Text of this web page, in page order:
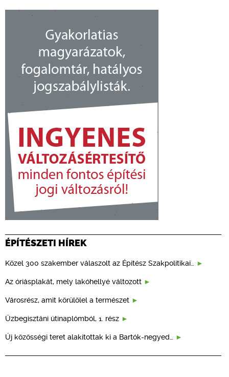
ÉPÍTÉSZETI HÍREK
Közel 300 szakember válaszolt az Építész Szakpolitikai…
Az óriásplakát, mely lakóhellyé változott
Városrész, amit körülölel a természet
Üzbegisztáni útinaplómból, 1. rész
Új közösségi teret alakítottak ki a Bartók-negyed…